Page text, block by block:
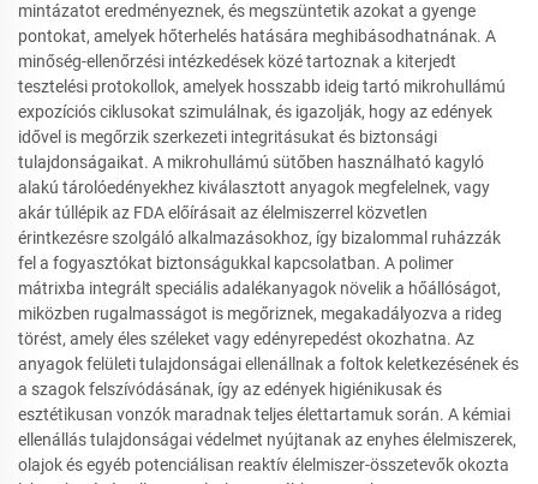
mintázatot eredményeznek, és megszüntetik azokat a gyenge
pontokat, amelyek hőterhelés hatására meghibásodhatnának. A
minőség-ellenőrzési intézkedések közé tartoznak a kiterjedt
tesztelési protokollok, amelyek hosszabb ideig tartó mikrohullámú
expozíciós ciklusokat szimulálnak, és igazolják, hogy az edények
idővel is megőrzik szerkezeti integritásukat és biztonsági
tulajdonságaikat. A mikrohullámú sütőben használható kagyló
alakú tárolóedényekhez kiválasztott anyagok megfelelnek, vagy
akár túllépik az FDA előírásait az élelmiszerrel közvetlen
érintkezésre szolgáló alkalmazásokhoz, így bizalommal ruházzák
fel a fogyasztókat biztonságukkal kapcsolatban. A polimer
mátrixba integrált speciális adalékanyagok növelik a hőállóságot,
miközben rugalmasságot is megőriznek, megakadályozva a rideg
törést, amely éles széleket vagy edényrepedést okozhatna. Az
anyagok felületi tulajdonságai ellenállnak a foltok keletkezésének és
a szagok felszívódásának, így az edények higiénikusak és
esztétikusan vonzók maradnak teljes élettartamuk során. A kémiai
ellenállás tulajdonságai védelmet nyújtanak az enyhes élelmiszerek,
olajok és egyéb potenciálisan reaktív élelmiszer-összetevők okozta